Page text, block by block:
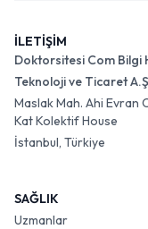
İLETİŞİM
Doktorsitesi Com Bilgi
Teknoloji ve Ticaret
Maslak Mah. Ahi Evran
Kat Kolektif House
İstanbul, Türkiye
SAĞLIK
Uzmanlar